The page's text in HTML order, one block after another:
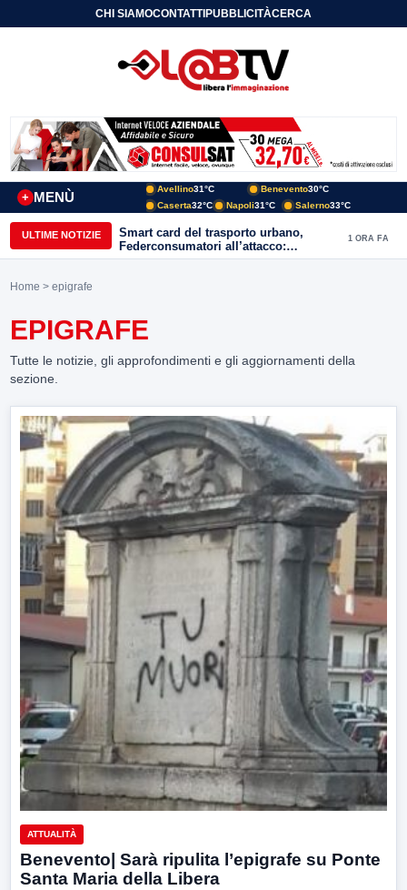
CHI SIAMOCONTATTIPUBBLICITÀCERCA
MENÙ
+
Avellino31°C Benevento30°C
Caserta32°C Napoli31°C Salerno33°C
ULTIME NOTIZIE
Smart card del trasporto urbano,
Federconsumatori all’attacco:
«Benevento ha bisogno di uno
1 ORA FA
Home > epigrafe
EPIGRAFE
Tutte le notizie, gli approfondimenti e gli aggiornamenti della
sezione.
ATTUALITÀ
Benevento| Sarà ripulita l’epigrafe su Ponte
Santa Maria della Libera